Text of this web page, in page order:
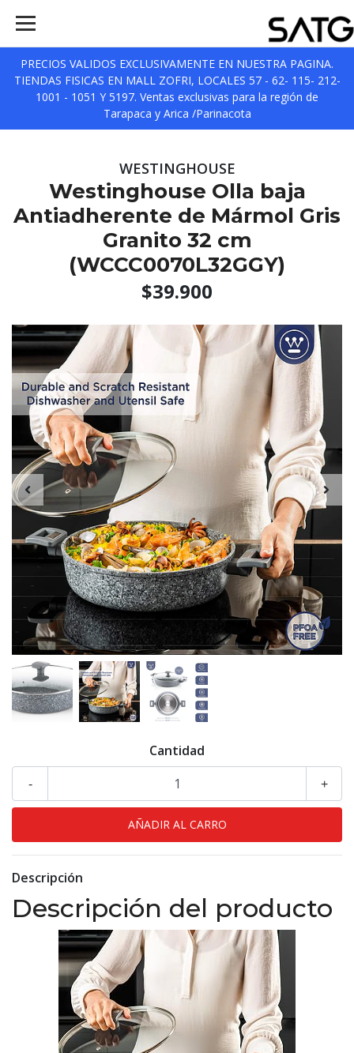
PRECIOS VALIDOS EXCLUSIVAMENTE EN NUESTRA PAGINA.
TIENDAS FISICAS EN MALL ZOFRI, LOCALES 57 - 62- 115- 212-
1001 - 1051 Y 5197. Ventas exclusivas para la región de
Tarapaca y Arica /Parinacota
WESTINGHOUSE
Westinghouse Olla baja
Antiadherente de Mármol Gris
Granito 32 cm
(WCCC0070L32GGY)
$39.900
Cantidad
+
-
Descripción
Descripción del producto